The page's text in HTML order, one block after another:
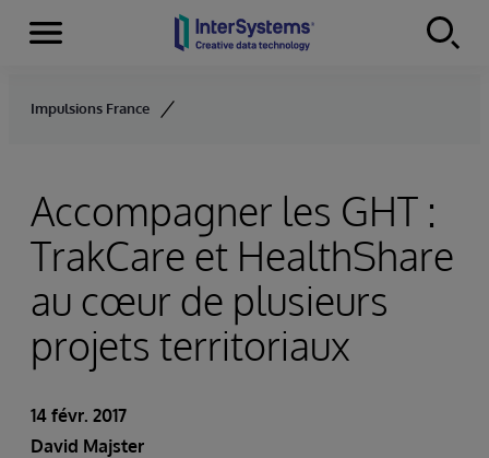
Skip to content
Menu
Impulsions France
Accompagner les GHT :
TrakCare et HealthShare
au cœur de plusieurs
projets territoriaux
14 févr. 2017
David Majster